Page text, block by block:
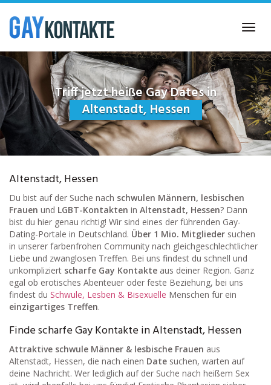
Skip
main
content
Triff jetzt heiße Gay Dates in
Altenstadt, Hessen
Altenstadt, Hessen
Du bist auf der Suche nach schwulen Männern, lesbischen
Frauen und LGBT-Kontakten in Altenstadt, Hessen? Dann
bist du hier genau richtig! Wir sind eines der führenden Gay-
Dating-Portale in Deutschland. Über 1 Mio. Mitglieder suchen
in unserer farbenfrohen Community nach gleichgeschlechtlicher
Liebe und zwanglosen Treffen. Bei uns findest du schnell und
unkompliziert scharfe Gay Kontakte aus deiner Region. Ganz
egal ob erotisches Abenteuer oder feste Beziehung, bei uns
findest du Schwule, Lesben & Bisexuelle Menschen für ein
einzigartiges Treffen.
Finde scharfe Gay Kontakte in Altenstadt, Hessen
Attraktive schwule Männer & lesbische Frauen aus
Altenstadt, Hessen, die nach einen Date suchen, warten auf
deine Nachricht. Wer lediglich auf der Suche nach heißem Sex